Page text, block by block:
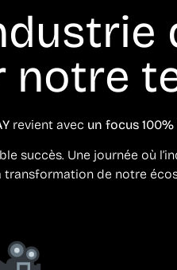
notre
revient avec un focus
succès. Une journée où
transformation de notre